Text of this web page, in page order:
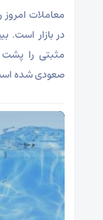
معاملات
در بازار است.
مثبتی را پشت
صعودی شده